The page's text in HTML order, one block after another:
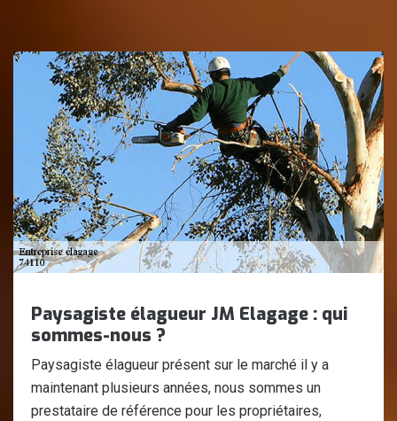
Paysagiste élagueur JM Elagage : qui
sommes-nous ?
Paysagiste élagueur présent sur le marché il y a
maintenant plusieurs années, nous sommes un
prestataire de référence pour les propriétaires,